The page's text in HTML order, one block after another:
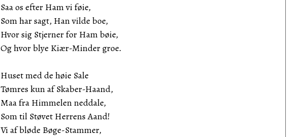
Saa os efter Ham vi føie,
Som har sagt, Han vilde boe,
Hvor sig Stjerner for Ham bøie,
Og hvor blye Kiær-Minder groe.
Huset med de høie Sale
Tømres kun af Skaber-Haand,
Maa fra Himmelen neddale,
Som til Støvet Herrens Aand!
Vi af bløde Bøge-Stammer,